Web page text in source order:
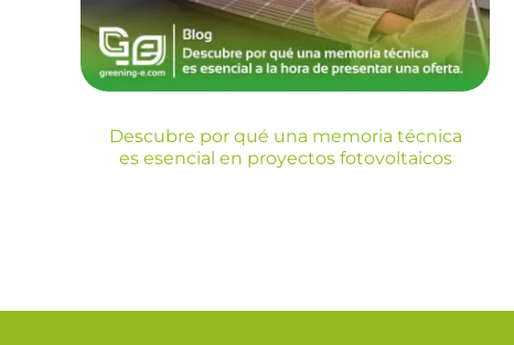
fotovoltaicos
Descubre por qué una memoria técnica
es esencial en proyectos fotovoltaicos